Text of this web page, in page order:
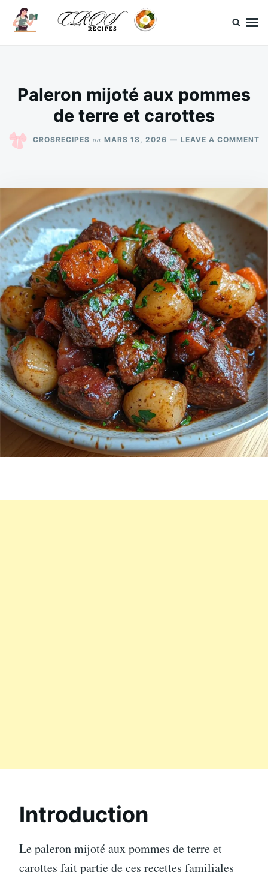
SkipSearch
for:
Paleron mijoté aux pommes
de terre et carottes
CROSRECIPES on MARS 18, 2026 LEAVE A COMMENT
Introduction
Le paleron mijoté aux pommes de terre et
carottes fait partie de ces recettes familiales